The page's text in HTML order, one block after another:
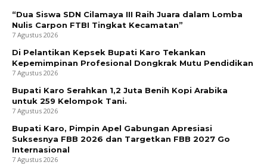
“Dua Siswa SDN Cilamaya III Raih Juara dalam Lomba
Nulis Carpon FTBI Tingkat Kecamatan”
7 Agustus 2026
Di Pelantikan Kepsek Bupati Karo Tekankan
Kepemimpinan Profesional Dongkrak Mutu Pendidikan
7 Agustus 2026
Bupati Karo Serahkan 1,2 Juta Benih Kopi Arabika
untuk 259 Kelompok Tani.
7 Agustus 2026
Bupati Karo, Pimpin Apel Gabungan Apresiasi
Suksesnya FBB 2026 dan Targetkan FBB 2027 Go
Internasional
7 Agustus 2026